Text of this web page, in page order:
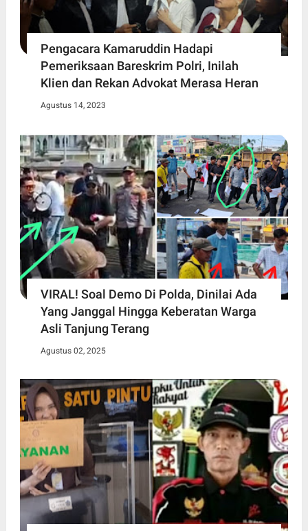
Pengacara Kamaruddin Hadapi
Pemeriksaan Bareskrim Polri, Inilah
Klien dan Rekan Advokat Merasa Heran
Agustus 14, 2023
VIRAL! Soal Demo Di Polda, Dinilai Ada
Yang Janggal Hingga Keberatan Warga
Asli Tanjung Terang
Agustus 02, 2025